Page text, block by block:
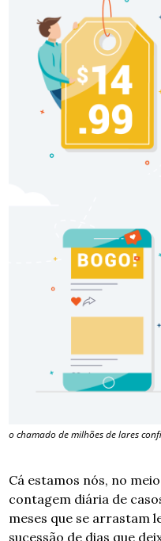
o chamado de milhões de lares
Cá estamos nós, no
contagem diária de
meses que se arrastam
sucessão de dias que